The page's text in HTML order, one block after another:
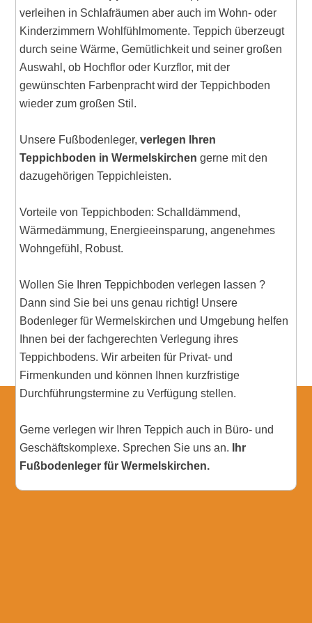
verleihen in Schlafräumen aber auch im Wohn- oder
Kinderzimmern Wohlfühlmomente. Teppich überzeugt
durch seine Wärme, Gemütlichkeit und seiner großen
Auswahl, ob Hochflor oder Kurzflor, mit der
gewünschten Farbenpracht wird der Teppichboden
wieder zum großen Stil.
Unsere Fußbodenleger,verlegen Ihren
Teppichboden in Wermelskirchen gerne mit den
dazugehörigen Teppichleisten.
Vorteile von Teppichboden: Schalldämmend,
Wärmedämmung, Energieeinsparung, angenehmes
Wohngefühl, Robust.
Wollen Sie Ihren Teppichboden verlegen lassen ?
Dann sind Sie bei uns genau richtig! Unsere
Bodenleger für Wermelskirchen und Umgebung helfen
Ihnen bei der fachgerechten Verlegung ihres
Teppichbodens. Wir arbeiten für Privat- und
Firmenkunden und können Ihnen kurzfristige
Durchführungstermine zu Verfügung stellen.
Gerne verlegen wir Ihren Teppich auch in Büro- und
Geschäftskomplexe. Sprechen Sie uns an.
Ihr
Fußbodenleger für Wermelskirchen.